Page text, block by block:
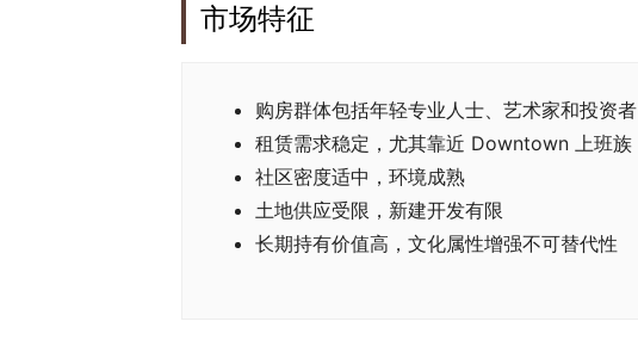
市场特征
购房群体包括年轻专业人士、艺术家和投资者
租赁需求稳定，尤其靠近 Downtown 上班族
社区密度适中，环境成熟
土地供应受限，新建开发有限
长期持有价值高，文化属性增强不可替代性